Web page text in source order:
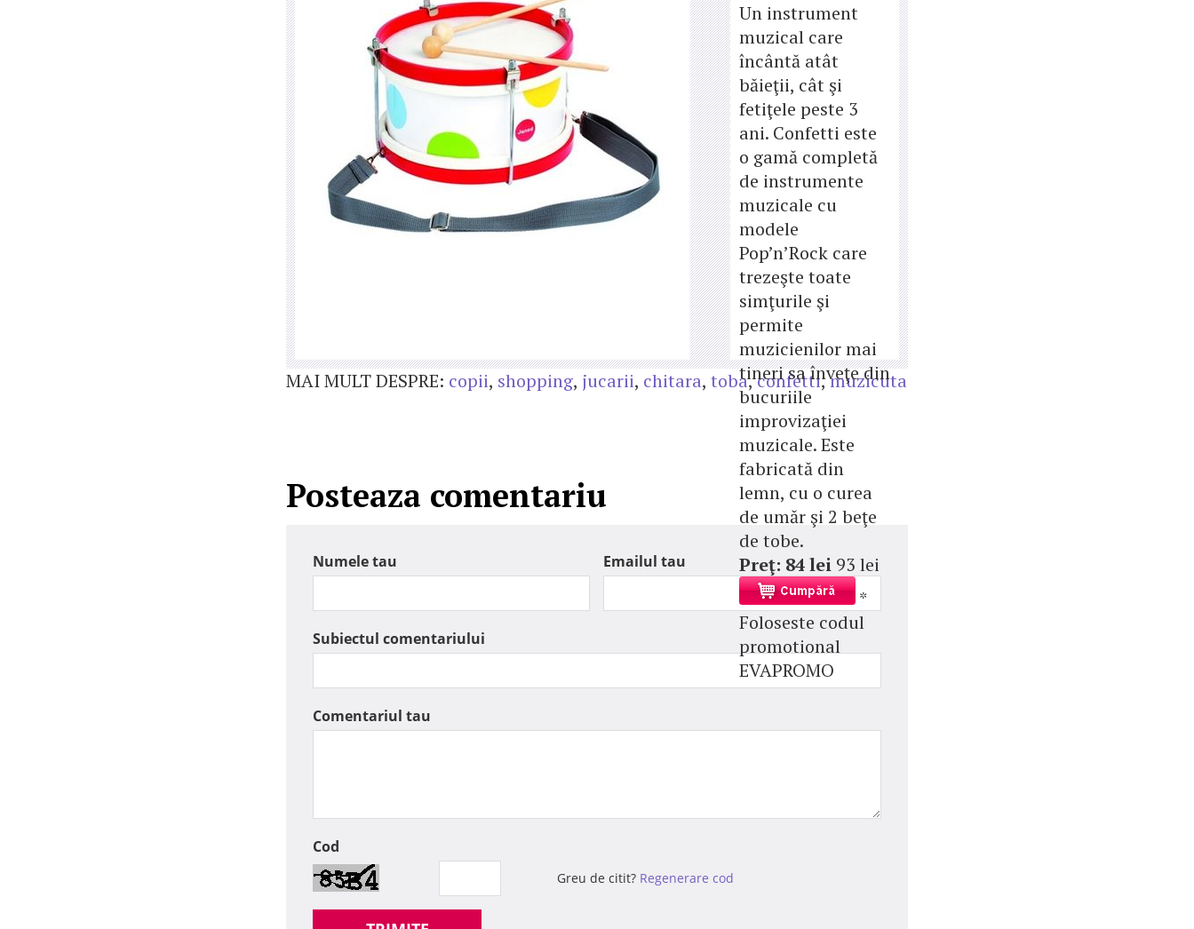
Un instrument
muzical care
încântă atât
băieţii, cât şi
fetiţele peste 3
ani. Confetti este
o gamă completă
de instrumente
muzicale cu
modele
Pop’n’Rock care
trezeşte toate
simţurile şi
permite
muzicienilor mai
tineri sa înveţe din
bucuriile
improvizaţiei
muzicale. Este
fabricată din
lemn, cu o curea
de umăr şi 2 beţe
de tobe.
Preţ: 84 lei 93 lei
*
Foloseste codul
promotional
EVAPROMO
MAI MULT DESPRE: copii, shopping, jucarii, chitara, toba,confetti,muzicuta
Posteaza comentariu
Numele tau Emailul tau
Subiectul comentariului
Comentariul tau
Cod
Greu de citit? Regenerare cod